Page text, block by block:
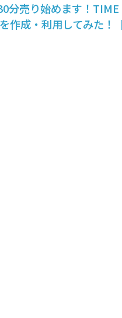
分売り始めます！
作成・利用してみた！